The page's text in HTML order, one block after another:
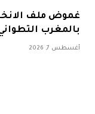
غموض ملف
بالمغرب
أغسطس 7, 2026